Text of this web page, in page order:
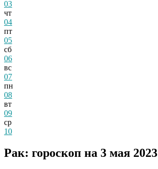
03
чт
04
пт
05
сб
06
вс
07
пн
08
вт
09
ср
10
Рак: гороскоп на 3 мая 2023